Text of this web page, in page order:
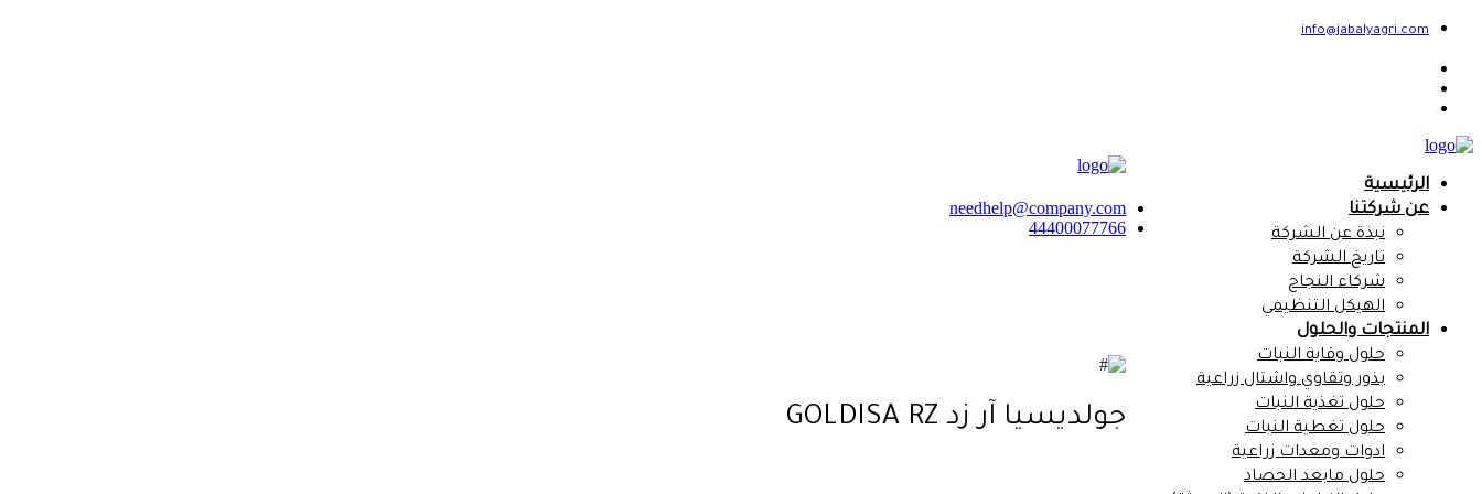
info@jabalyagri.com
الرئيسية
عن شركتنا
نبذة عن الشركة
تاريخ الشركة
شركاء النجاح
الهيكل التنظيمي
المنتجات والحلول
حلول وقاية النبات
بذور وتقاوي واشتال زراعية
حلول تغذية النبات
حلول تغطية النبات
ادوات ومعدات زراعية
حلول مابعد الحصاد
needhelp@company.com
44400077766
جولديسيا آر زد GOLDISA RZ